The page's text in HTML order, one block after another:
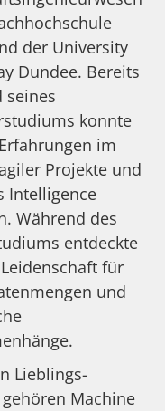
der University
Dundee. Bereits
seines
konnte
im
Projekte und
Intelligence
Während des
entdeckte
für
und
Lieblings-
Machine